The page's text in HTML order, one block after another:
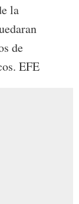
la
de
EFE